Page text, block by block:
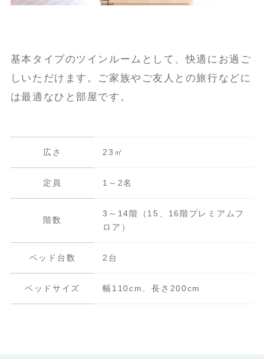
基本タイプのツインルームとして、快適にお過ご
しいただけます。ご家族やご友人との旅行などに
は最適なひと部屋です。
広さ 23㎡
定員 1～2名
階数
3～14階
（15、16階プレミアムフ
ロア）
ベッド台数 2台
ベッドサイズ 幅110cm、長さ200cm